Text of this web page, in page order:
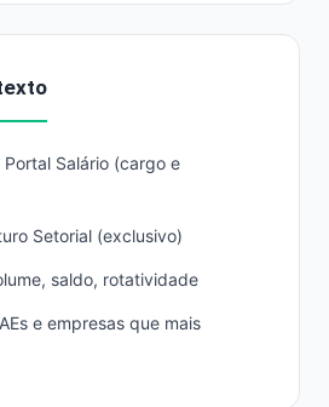
Salário (cargo e
Setorial (exclusivo)
saldo, rotatividade
e empresas que mais